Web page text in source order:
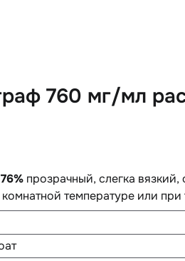
760 мг/мл
прозрачный, слегка
температуре или